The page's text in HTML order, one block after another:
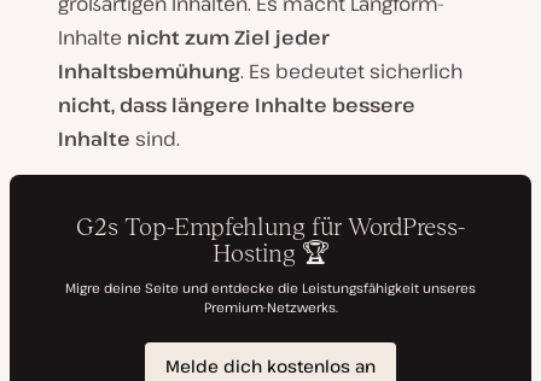
Inhalte nicht zum Ziel jeder
Inhaltsbemühung. Es bedeutet sicherlich
nicht, dass längere Inhalte bessere
Inhalte sind.